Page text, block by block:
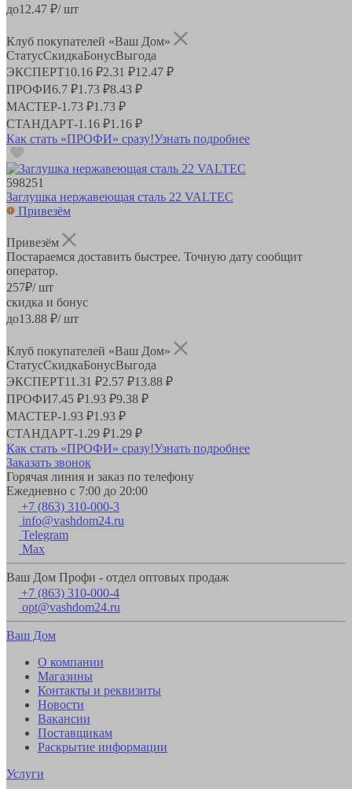
до12.47 ₽/ шт
Клуб покупателей «Ваш Дом»
СтатусСкидкаБонусВыгода
ЭКСПЕРТ10.16 ₽2.31 ₽12.47 ₽
ПРОФИ6.7 ₽1.73 ₽8.43 ₽
МАСТЕР-1.73 ₽1.73 ₽
СТАНДАРТ-1.16 ₽1.16 ₽
Как стать «ПРОФИ» сразу!Узнать подробнее
598251
Заглушка нержавеющая сталь 22 VALTEC
Привезём
Привезём
Постараемся доставить быстрее. Точную дату сообщит
оператор.
257₽/ шт
скидка и бонус
до13.88 ₽/ шт
Клуб покупателей «Ваш Дом»
СтатусСкидкаБонусВыгода
ЭКСПЕРТ11.31 ₽2.57 ₽13.88 ₽
ПРОФИ7.45 ₽1.93 ₽9.38 ₽
МАСТЕР-1.93 ₽1.93 ₽
СТАНДАРТ-1.29 ₽1.29 ₽
Как стать «ПРОФИ» сразу!Узнать подробнее
Заказать звонок
Горячая линия и заказ по телефону
Ежедневно с 7:00 до 20:00
+7 (863) 310-000-3
info@vashdom24.ru
Telegram
Max
Ваш Дом Профи - отдел оптовых продаж
+7 (863) 310-000-4
opt@vashdom24.ru
Ваш Дом
О компании
Магазины
Контакты и реквизиты
Новости
Вакансии
Поставщикам
Раскрытие информации
Услуги